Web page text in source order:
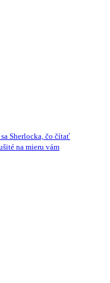
Sherlocka, čo čítať
na mieru vám